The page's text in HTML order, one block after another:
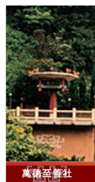
萬德至善社